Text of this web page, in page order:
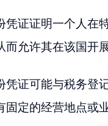
凭证证明一个人在
而允许其在该国开
凭证可能与税务登
定的经营地点或业